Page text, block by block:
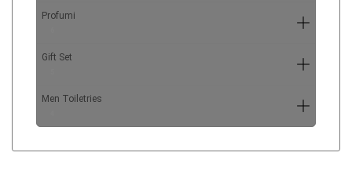
Profumi
Gift Set
Men Toiletries